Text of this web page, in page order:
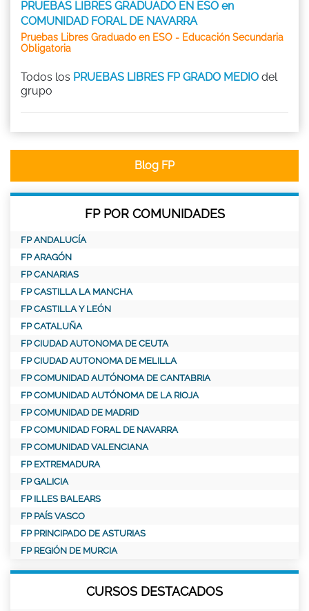
PRUEBAS LIBRES GRADUADO EN ESO en
COMUNIDAD FORAL DE NAVARRA
Pruebas Libres Graduado en ESO - Educación Secundaria
Obligatoria
Todos los PRUEBAS LIBRES FP GRADO MEDIO del
grupo
Blog FP
FP POR COMUNIDADES
FP ANDALUCÍA
FP ARAGÓN
FP CANARIAS
FP CASTILLA LA MANCHA
FP CASTILLA Y LEÓN
FP CATALUÑA
FP CIUDAD AUTONOMA DE CEUTA
FP CIUDAD AUTONOMA DE MELILLA
FP COMUNIDAD AUTÓNOMA DE CANTABRIA
FP COMUNIDAD AUTÓNOMA DE LA RIOJA
FP COMUNIDAD DE MADRID
FP COMUNIDAD FORAL DE NAVARRA
FP COMUNIDAD VALENCIANA
FP EXTREMADURA
FP GALICIA
FP ILLES BALEARS
FP PAÍS VASCO
FP PRINCIPADO DE ASTURIAS
FP REGIÓN DE MURCIA
CURSOS DESTACADOS